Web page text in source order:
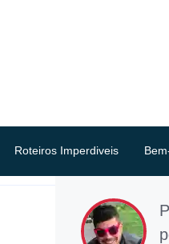
Roteiros Imperdiveis